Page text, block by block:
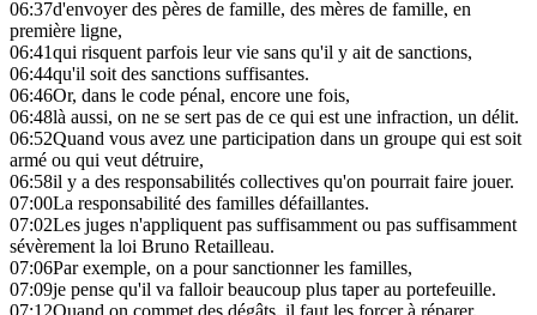
06:37d'envoyer des pères de famille, des mères de famille, en
première ligne,
06:41qui risquent parfois leur vie sans qu'il y ait de sanctions,
06:44qu'il soit des sanctions suffisantes.
06:46Or, dans le code pénal, encore une fois,
06:48là aussi, on ne se sert pas de ce qui est une infraction, un délit.
06:52Quand vous avez une participation dans un groupe qui est soit
armé ou qui veut détruire,
06:58il y a des responsabilités collectives qu'on pourrait faire jouer.
07:00La responsabilité des familles défaillantes.
07:02Les juges n'appliquent pas suffisamment ou pas suffisamment
sévèrement la loi Bruno Retailleau.
07:06Par exemple, on a pour sanctionner les familles,
07:09je pense qu'il va falloir beaucoup plus taper au portefeuille.